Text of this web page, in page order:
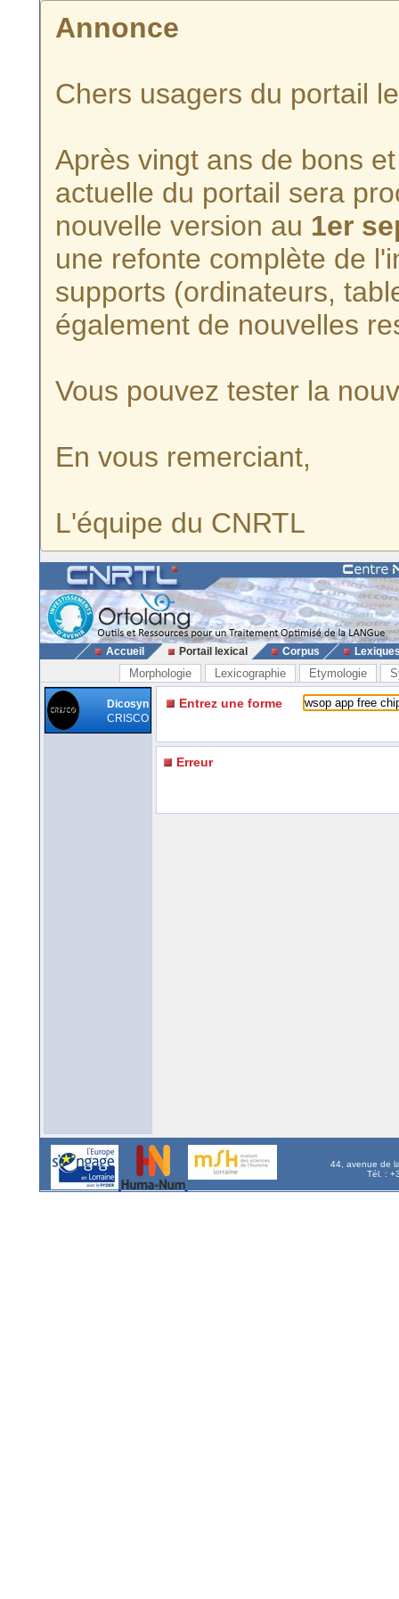
Annonce
Chers usagers du portail
Après vingt ans de bons
actuelle du portail sera
nouvelle version au 1er
une refonte complète de
supports (ordinateurs,
également de nouvelles
Vous pouvez tester la
En vous remerciant,
L'équipe du CNRTL
Accueil Portail lexical Corpus
Morphologie Lexicographie Etymologie
Dicosyn
CRISCO
Entrez une forme
Erreur
44, avenue de
Tél. :